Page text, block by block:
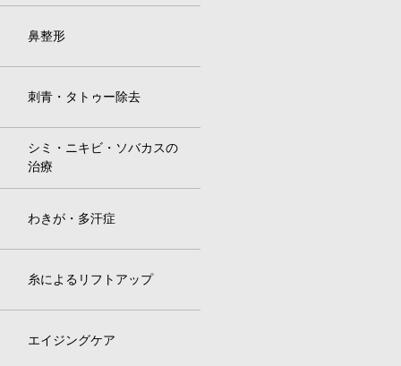
鼻整形
刺青・タトゥー除去
シミ・ニキビ・ソバカスの
治療
わきが・多汗症
糸によるリフトアップ
エイジングケア